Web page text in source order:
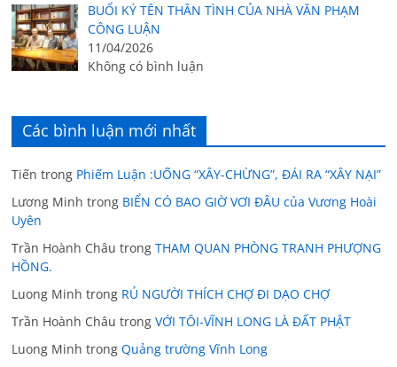
BUỔI KÝ TÊN THÂN TÌNH CỦA NHÀ VĂN PHẠM
CÔNG LUẬN
11/04/2026
Không có bình luận
Các bình luận mới nhất
Tiến trong Phiếm Luận :UỐNG “XÂY-CHỪNG”, ĐÁI RA “XÂY NẠI”
Lương Minh trong BIỂN CÓ BAO GIỜ VƠI ĐÂU của Vương Hoài
Uyên
Trần Hoành Châu trongTHAM QUAN PHÒNG TRANH PHƯỢNG
HỒNG.
Luong Minh trong RỦ NGƯỜI THÍCH CHỢ ĐI DẠO CHỢ
Trần Hoành Châu trongVỚI TÔI-VĨNH LONG LÀ ĐẤT PHẬT
Luong Minh trongQuảng trường Vĩnh Long